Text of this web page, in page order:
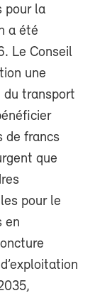
pour la
a été
Le Conseil
une
du transport
de francs
que
pour le
en